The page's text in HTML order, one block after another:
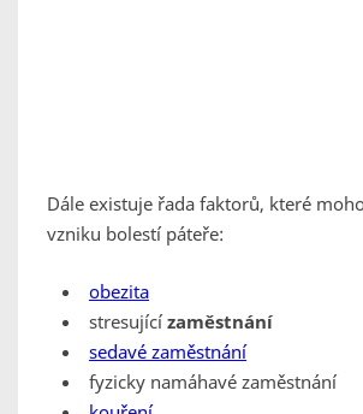
Dále existuje řada faktorů, které
vzniku bolestí páteře:
obezita
stresující zaměstnání
sedavé zaměstnání
fyzicky namáhavé zaměstnání